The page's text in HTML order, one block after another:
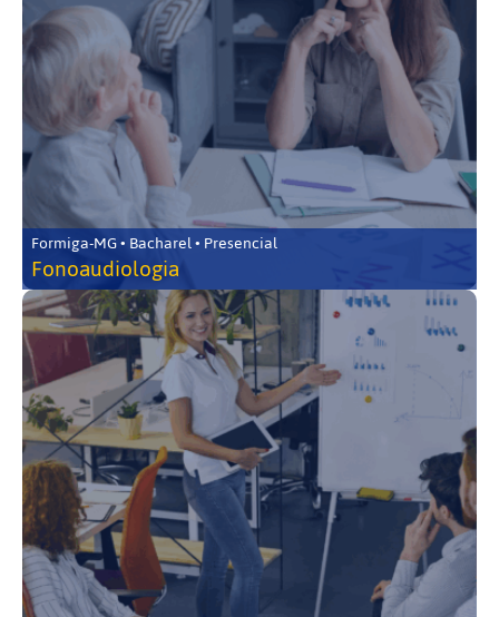
Formiga-MG • Bacharel • Presencial
Fonoaudiologia